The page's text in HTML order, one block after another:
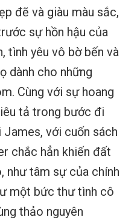
đẽ và giàu màu sắc,
sự hồn hậu của
tình yêu vô bờ bến và
dành cho những
Cùng với sự hoang
tả trong bước đi
với cuốn sách
chắc hẳn khiến đất
như tâm sự của chính
một bức thư tình cô
thảo nguyên